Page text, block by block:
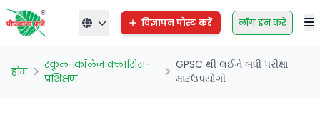
विज्ञापन पोस्ट करें लॉग इन करें
होम
स्कूल-कॉलेज क्लासिस-
प्रशिक्षण
GPSC થી લઈને બધી પરીક્ષા
માટઉપયોગી